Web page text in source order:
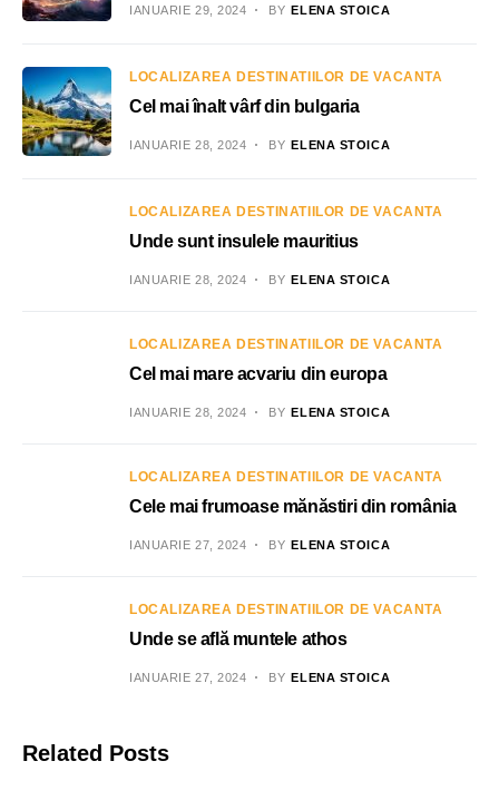
IANUARIE 29, 2024 BY ELENA STOICA
LOCALIZAREA DESTINATIILOR DE VACANTA
Cel mai înalt vârf din bulgaria
IANUARIE 28, 2024 BY ELENA STOICA
LOCALIZAREA DESTINATIILOR DE VACANTA
Unde sunt insulele mauritius
IANUARIE 28, 2024 BY ELENA STOICA
LOCALIZAREA DESTINATIILOR DE VACANTA
Cel mai mare acvariu din europa
IANUARIE 28, 2024 BY ELENA STOICA
LOCALIZAREA DESTINATIILOR DE VACANTA
Cele mai frumoase mănăstiri din românia
IANUARIE 27, 2024 BY ELENA STOICA
LOCALIZAREA DESTINATIILOR DE VACANTA
Unde se află muntele athos
IANUARIE 27, 2024 BY ELENA STOICA
Related Posts